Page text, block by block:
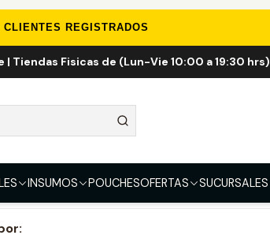
REGISTRADOS
| Tiendas Fisicas de (Lun-Vie 10:00 a 19:30 hrs)
INSUMOS POUCHESOFERTAS SUCURSALES
Bubble ICE 60ml